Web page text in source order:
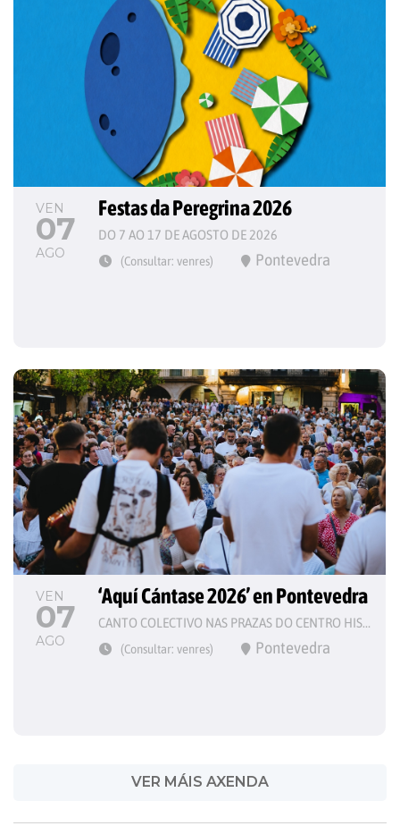
VEN
07
AGO
Festas da Peregrina 2026
DO 7 AO 17 DE AGOSTO DE 2026
(Consultar: venres) Pontevedra
VEN
07
AGO
‘Aquí Cántase 2026’ en Pontevedra
CANTO COLECTIVO NAS PRAZAS DO CENTRO HISTÓRICO
(Consultar: venres) Pontevedra
VER MÁIS AXENDA